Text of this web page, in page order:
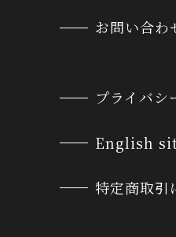
お問い合わ
プライバシ
English
特定商取引